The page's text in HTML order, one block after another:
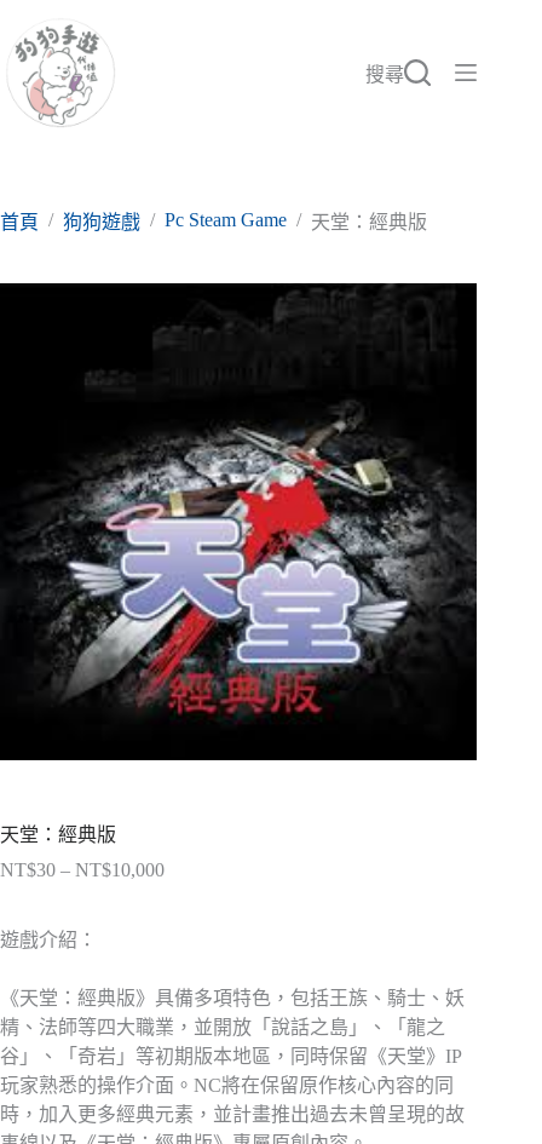
至
要
搜尋
首頁 / 狗狗遊戲 / Pc Steam Game / 天堂：經典版
天堂：經典版
NT$30 – NT$10,000價
NT$30
到
NT$10,000
遊戲介紹：
《天堂：經典版》具備多項特色，包括王族、騎士、妖
精、法師等四大職業，並開放「說話之島」、「龍之
谷」、「奇岩」等初期版本地區，同時保留《天堂》IP
玩家熟悉的操作介面。NC將在保留原作核心內容的同
時，加入更多經典元素，並計畫推出過去未曾呈現的故